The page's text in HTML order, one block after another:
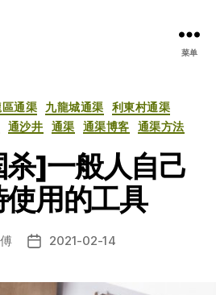
菜单
分
类
區通渠 九龍城通渠
利東村通渠
通沙井 通渠 通渠博客 通渠方法
]一般人自己
用的工具
发 2021-02-14